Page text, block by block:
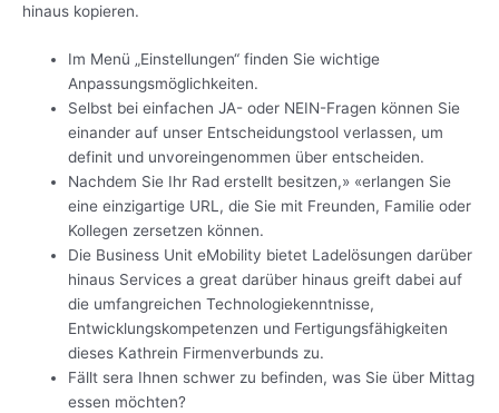
hinaus kopieren.
Im Menü „Einstellungen“ finden Sie wichtige
Anpassungsmöglichkeiten.
Selbst bei einfachen JA- oder NEIN-Fragen können Sie
einander auf unser Entscheidungstool verlassen, um
definit und unvoreingenommen über entscheiden.
Nachdem Sie Ihr Rad erstellt besitzen,» «erlangen Sie
eine einzigartige URL, die Sie mit Freunden, Familie oder
Kollegen zersetzen können.
Die Business Unit eMobility bietet Ladelösungen darüber
hinaus Services a great darüber hinaus greift dabei auf
die umfangreichen Technologiekenntnisse,
Entwicklungskompetenzen und Fertigungsfähigkeiten
dieses Kathrein Firmenverbunds zu.
Fällt sera Ihnen schwer zu befinden, was Sie über Mittag
essen möchten?